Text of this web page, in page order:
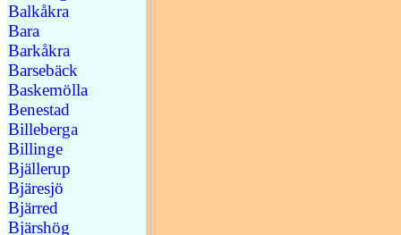
Balkåkra
Bara
Barkåkra
Barsebäck
Baskemölla
Benestad
Billeberga
Billinge
Bjällerup
Bjäresjö
Bjärred
Bjärshög